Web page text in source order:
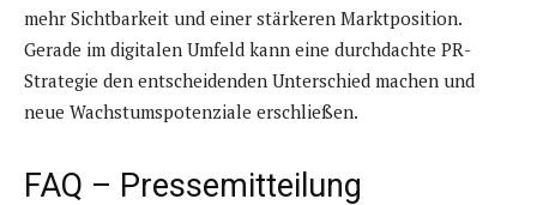
mehr Sichtbarkeit und einer stärkeren Marktposition.
Gerade im digitalen Umfeld kann eine durchdachte PR-
Strategie den entscheidenden Unterschied machen und
neue Wachstumspotenziale erschließen.
FAQ – Pressemitteilung